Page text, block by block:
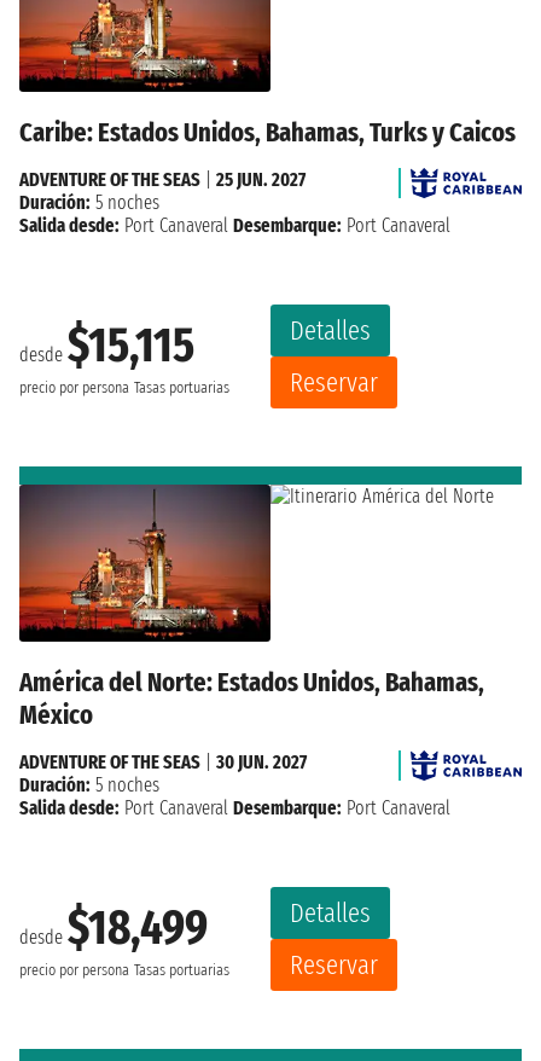
Caribe: Estados Unidos, Bahamas, Turks y Caicos
desde $15,115
precio por persona Tasas portuarias
Detalles
Reservar
ADVENTURE OF THE SEAS
25 JUN. 2027
Duración: 5 noches
Salida desde: Port Canaveral Desembarque: Port Canaveral
América del Norte: Estados Unidos, Bahamas,
México
desde $18,499
precio por persona Tasas portuarias
Detalles
Reservar
ADVENTURE OF THE SEAS
30 JUN. 2027
Duración: 5 noches
Salida desde: Port Canaveral Desembarque: Port Canaveral